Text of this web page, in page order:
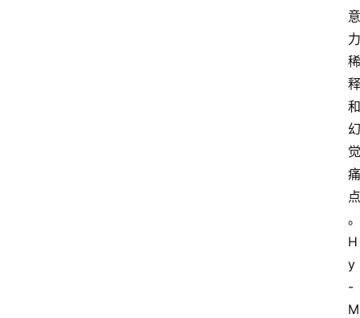
意
力
稀
释
和
幻
觉
痛
点
。
H
y
-
M